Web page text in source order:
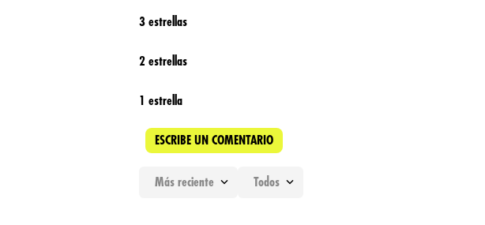
3 estrellas
2 estrellas
1 estrella
ESCRIBE UN COMENTARIO
Más reciente Todos